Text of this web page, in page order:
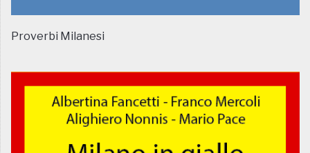
Proverbi Milanesi